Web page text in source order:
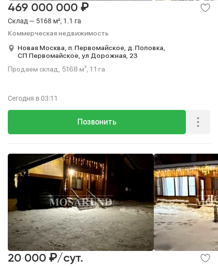
Склад — 5168 м², 1.1 га
Коммерческая недвижимость
469 000 000 ₽
Новая Москва, п. Первомайское, д. Поповка,
СП Первомайское, ул Дорожная, 23
Продаем склад, 5168 м², 1.1 га.
Позвонить
Сегодня в 03:11
20 000 ₽/сут.